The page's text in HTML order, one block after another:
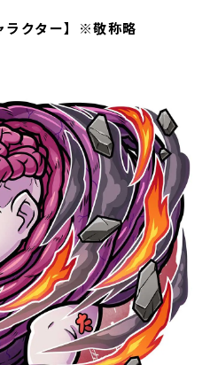
ラクター】※敬称略